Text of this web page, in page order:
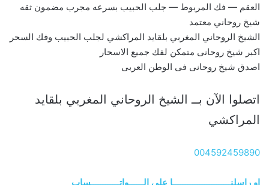
العقم — فك المربوط — جلب الحبيب بسرعه مجرب مضمون ثقه
شيخ روحاني معتمد
الشيخ الروحاني المغربي بلقايد المراكشي لجلب الحبيب وفك السحر
اكبر شيخ روحانى متمكن لفك جميع الاسحار
اصدق شيخ روحانى فى الوطن العربى
اتصلوا الآن بــ الشيخ الروحاني المغربي بلقايد
المراكشي
004592459890
او راسلنــــــــــــــــــــــــا علي الــــــواتــــــــــــساب